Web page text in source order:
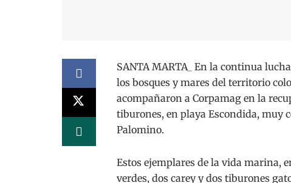
SANTA MARTA_ En la continua
los bosques y mares del territorio
acompañaron a Corpamag en la
tiburones, en playa Escondida, muy
Palomino.
Estos ejemplares de la vida marina,
verdes, dos carey y dos tiburones